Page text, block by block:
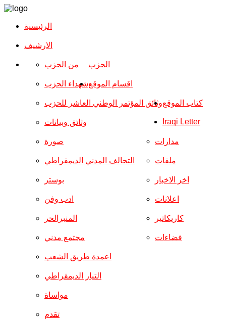
الرئيسية
الارشیف
الحزب من الحزب
شهداء الحزب
وثائق المؤتمر الوطني العاشر للحزب
وثائق وبيانات
اقسام الموقع
صورة
التحالف المدني الديمقراطي
بوستر
ادب وفن
المنبرالحر
مجتمع مدني
مدارات
ملفات
اخر الاخبار
اعلانات
كاريكاتير
فضاءات
اعمدة طريق الشعب
التيار الديمقراطي
مواساة
تقدم
كتاب الموقع
Iraqi Letter